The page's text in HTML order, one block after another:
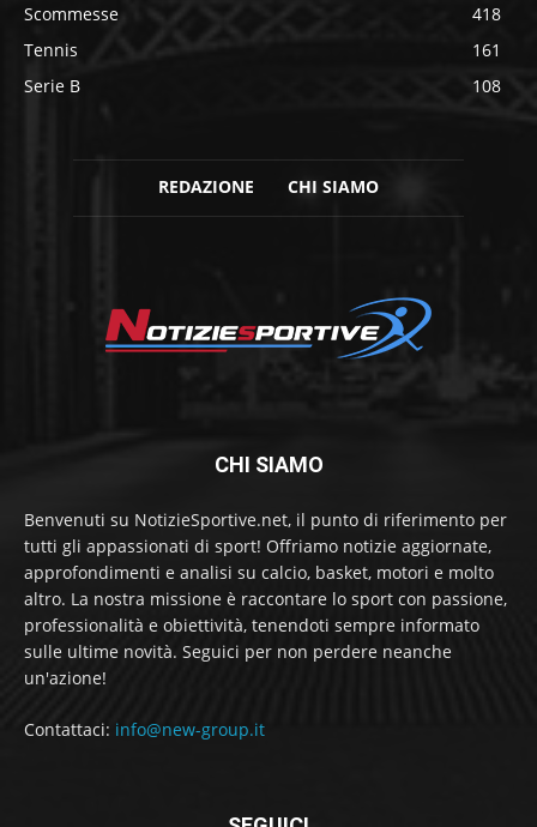
Scommesse
418
Tennis
161
Serie B
108
REDAZIONE CHI SIAMO
CHI SIAMO
Benvenuti su NotizieSportive.net, il punto di riferimento per
tutti gli appassionati di sport! Offriamo notizie aggiornate,
approfondimenti e analisi su calcio, basket, motori e molto
altro. La nostra missione è raccontare lo sport con passione,
professionalità e obiettività, tenendoti sempre informato
sulle ultime novità. Seguici per non perdere neanche
un'azione!
Contattaci: info@new-group.it